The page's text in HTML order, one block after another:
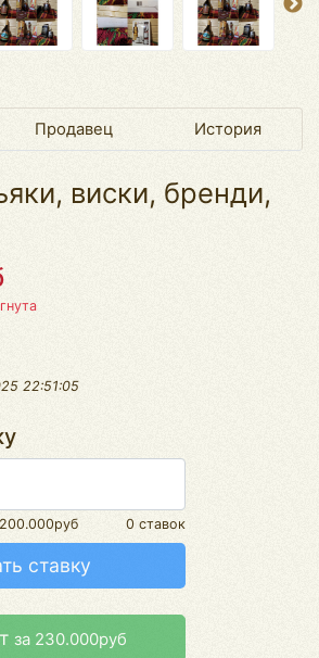
Продавец История
виски, бренди,
22:51:05
200.000руб 0 ставок
ставку
за 230.000руб